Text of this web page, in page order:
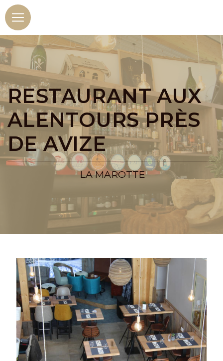
RESTAURANT AUX
ALENTOURS PRÈS
DE AVIZE
LA MAROTTE
Panneau de gestion des cookies